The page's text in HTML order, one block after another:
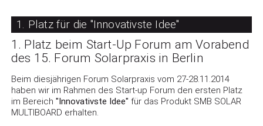
1. Platz für die "Innovativste Idee"
1. Platz beim Start-Up Forum am Vorabend
des 15. Forum Solarpraxis in Berlin
Beim diesjährigen Forum Solarpraxis vom 27-28.11.2014
haben wir im Rahmen des Start-up Forum den ersten Platz
im Bereich "Innovativste Idee" für das Produkt SMB SOLAR
MULTIBOARD erhalten.